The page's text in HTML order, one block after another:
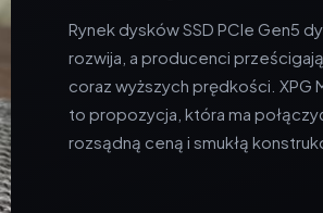
Rynek dysków SSD PCIe Gen5
rozwija, a producenci
coraz wyższych prędkości. XPG
to propozycja, która ma
rozsądną ceną i smukłą